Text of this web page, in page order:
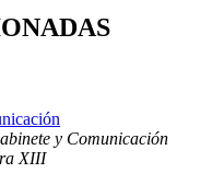
y Comunicación
XIII